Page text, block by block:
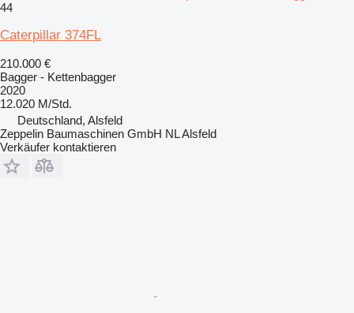
44
Caterpillar 374FL
210.000 €
Bagger - Kettenbagger
2020
12.020 M/Std.
Deutschland, Alsfeld
Zeppelin Baumaschinen GmbH NL Alsfeld
Verkäufer kontaktieren